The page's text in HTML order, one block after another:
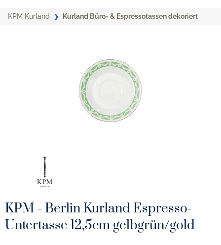
KPM Kurland Kurland Büro- & Espressotassen dekoriert
KPM - Berlin Kurland Espresso-
Untertasse 12,5cm gelbgrün/gold